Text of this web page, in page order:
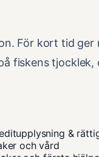
För kort tid
fiskens
&
och vård